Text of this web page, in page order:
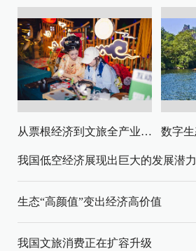
从票根经济到文旅全产业链升级
我国低空经济展现出巨大的发展潜力
生态“高颜值”变出经济高价值
我国文旅消费正在扩容升级